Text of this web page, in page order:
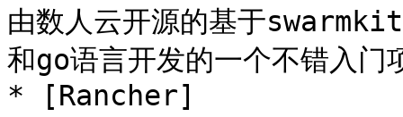
由数人云开源的基于
和go语言开发的一个不错入门
* [Rancher]